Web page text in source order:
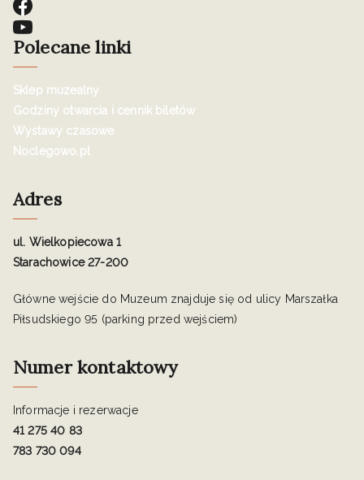
Polecane linki
Sklep muzealny
Godziny otwarcia i cennik biletów
Wystawy czasowe
Noclegowo.pl
Adres
ul. Wielkopiecowa 1
Starachowice 27-200
Główne wejście do Muzeum znajduje się od ulicy Marszałka
Piłsudskiego 95 (parking przed wejściem)
Numer kontaktowy
Informacje i rezerwacje
41 275 40 83
783 730 094